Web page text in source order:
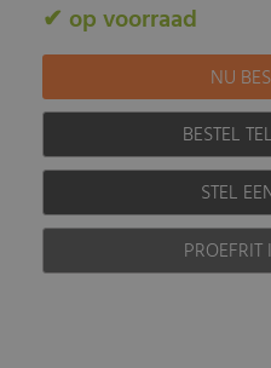
✔ op voorraad
BESTEL
STEL